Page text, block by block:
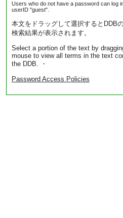
Users who do not have a password can log
userID "guest".
本文をドラッグして選択するとDDB
検索結果が表示されます。
Select a portion of the text by
mouse to view all terms in the text
the DDB. ・
Password Access Policies